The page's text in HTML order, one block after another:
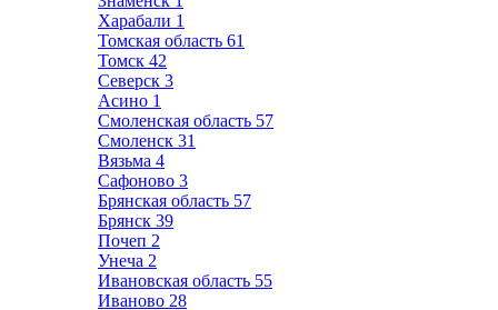
Харабали 1
Томская область 61
Томск 42
Северск 3
Асино 1
Смоленская область 57
Смоленск 31
Вязьма 4
Сафоново 3
Брянская область 57
Брянск 39
Почеп 2
Унеча 2
Ивановская область 55
Иваново 28